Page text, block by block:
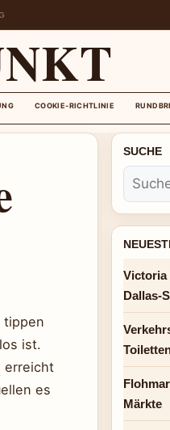
COOKIE-RICHTLINIE
tippen
ist.
erreicht
es
SUCHE
Victoria
Dallas-
Märkte